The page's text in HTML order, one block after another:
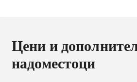
Цени и
надоместоци